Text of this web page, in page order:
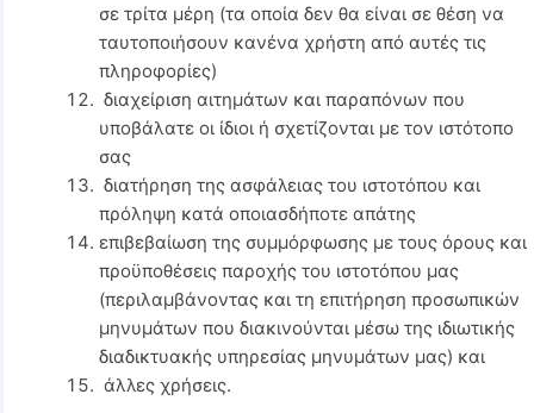
σε τρίτα μέρη (τα οποία δεν θα είναι σε θέση να
ταυτοποιήσουν κανένα χρήστη από αυτές τις
πληροφορίες)
διαχείριση αιτημάτων και παραπόνων που
υποβάλατε οι ίδιοι ή σχετίζονται με τον ιστότοπο
σας
διατήρηση της ασφάλειας του ιστοτόπου και
πρόληψη κατά οποιασδήποτε απάτης
επιβεβαίωση της συμμόρφωσης με τους όρους και
προϋποθέσεις παροχής του ιστοτόπου μας
(περιλαμβάνοντας και τη επιτήρηση προσωπικών
μηνυμάτων που διακινούνται μέσω της ιδιωτικής
διαδικτυακής υπηρεσίας μηνυμάτων μας) και
άλλες χρήσεις.